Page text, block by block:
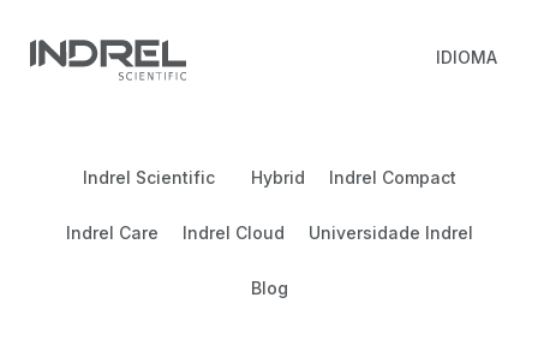
IDIOMA
Indrel Scientific Hybrid Indrel Compact
Indrel Care Indrel Cloud Universidade Indrel
Blog